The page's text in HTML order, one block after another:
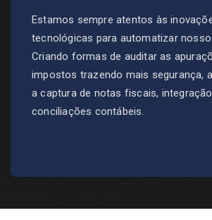
Estamos sempre atentos às
tecnológicas para automatizar
Criando formas de auditar as
impostos trazendo mais segurança,
a captura de notas fiscais,
conciliações contábeis.